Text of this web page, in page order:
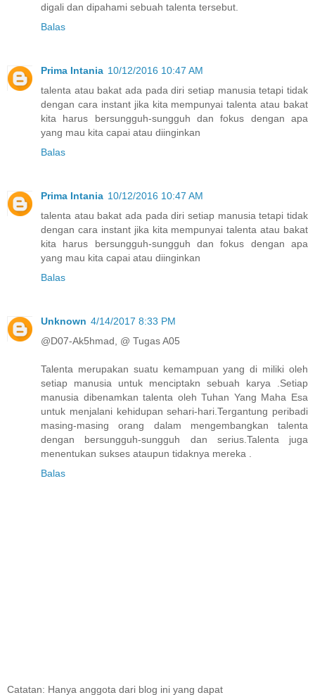
digali dan dipahami sebuah talenta tersebut.
Balas
Prima Intania 10/12/2016 10:47 AM
talenta atau bakat ada pada diri setiap manusia tetapi tidak
dengan cara instant jika kita mempunyai talenta atau bakat
kita harus bersungguh-sungguh dan fokus dengan apa
yang mau kita capai atau diinginkan
Balas
Prima Intania 10/12/2016 10:47 AM
talenta atau bakat ada pada diri setiap manusia tetapi tidak
dengan cara instant jika kita mempunyai talenta atau bakat
kita harus bersungguh-sungguh dan fokus dengan apa
yang mau kita capai atau diinginkan
Balas
Unknown 4/14/2017 8:33 PM
@D07-Ak5hmad, @ Tugas A05
Talenta merupakan suatu kemampuan yang di miliki oleh
setiap manusia untuk menciptakn sebuah karya .Setiap
manusia dibenamkan talenta oleh Tuhan Yang Maha Esa
untuk menjalani kehidupan sehari-hari.Tergantung peribadi
masing-masing orang dalam mengembangkan talenta
dengan bersungguh-sungguh dan serius.Talenta juga
menentukan sukses ataupun tidaknya mereka .
Balas
Catatan: Hanya anggota dari blog ini yang dapat